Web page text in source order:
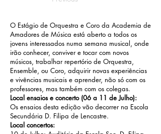
O Estágio de Orquestra e Coro da Academia de
Amadores de Música está aberto a todos os
jovens interessados numa semana musical, onde
irão conhecer, conviver e tocar com novos
músicos, trabalhar repertório de Orquestra,
Ensemble, ou Coro, adquirir novas experiências
e vivências musicais e aprender, não só com os
professores, mas também com os colegas.
Local ensaios e concerto (06 a 11 de Julho):
Os ensaios desta edição vão decorrer na Escola
Secundária D. Filipa de Lencastre.
Local concertos: